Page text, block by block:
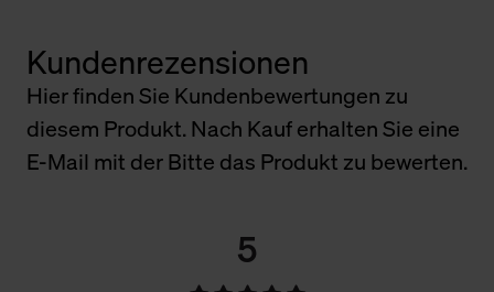
Kundenrezensionen
Hier finden Sie Kundenbewertungen zu
diesem Produkt. Nach Kauf erhalten Sie eine
E-Mail mit der Bitte das Produkt zu bewerten.
5